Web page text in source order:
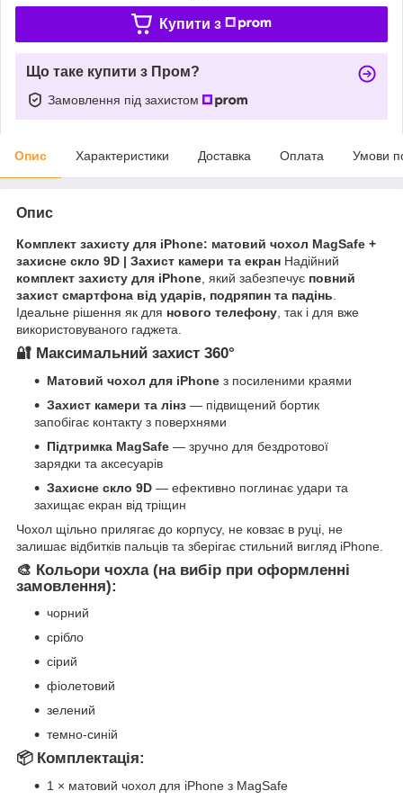
Купити з
Що таке купити з Пром?
Замовлення під захистом
Опис Характеристики Доставка Оплата Умови
Опис
Комплект захисту для iPhone: матовий чохол MagSafe +
захисне скло 9D | Захист камери та екран Надійний
комплект захисту для iPhone , який забезпечує повний
захист смартфона від ударів, подряпин та падінь
Ідеальне рішення як для нового телефону , так і для вже
використовуваного гаджета.
🔐 Максимальний захист 360°
Матовий чохол для iPhone з посиленими краями
Захист камери та лінз — підвищений бортик
запобігає контакту з поверхнями
Підтримка MagSafe — зручно для бездротової
зарядки та аксесуарів
Захисне скло 9D — ефективно поглинає удари та
захищає екран від тріщин
Чохол щільно прилягає до корпусу, не ковзає в руці, не
залишає відбитків пальців та зберігає стильний вигляд iPhone.
🎨 Кольори чохла (на вибір при оформленні
замовлення):
чорний
срібло
сірий
фіолетовий
зелений
темно-синій
📦 Комплектація:
1 × матовий чохол для iPhone з MagSafe